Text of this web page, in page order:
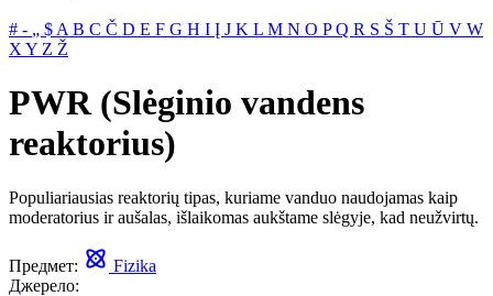
# ‐ „ $ A B C Č D E F G H I Į J K L M N O PQ R S Š T U Ū V W
X Y Z Ž
PWR (Slėginio vandens
reaktorius)
Populiariausias reaktorių tipas, kuriame vanduo naudojamas kaip
moderatorius ir aušalas, išlaikomas aukštame slėgyje, kad neužvirtų.
Предмет:
Fizika
Джерело: